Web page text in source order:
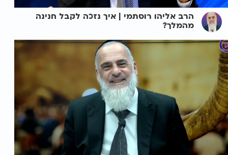
הרב אליהו רוסתמי | איך נזכה לקבל חנינה
מהמלך?